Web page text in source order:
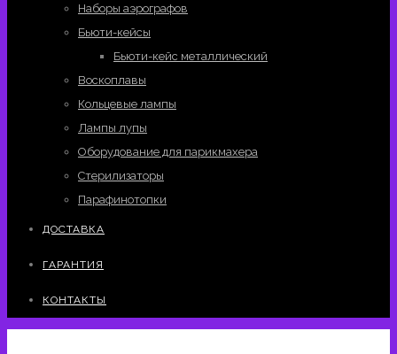
Наборы аэрографов
Бьюти-кейсы
Бьюти-кейс металлический
Воскоплавы
Кольцевые лампы
Лампы лупы
Оборудование для парикмахера
Стерилизаторы
Парафинотопки
ДОСТАВКА
ГАРАНТИЯ
КОНТАКТЫ